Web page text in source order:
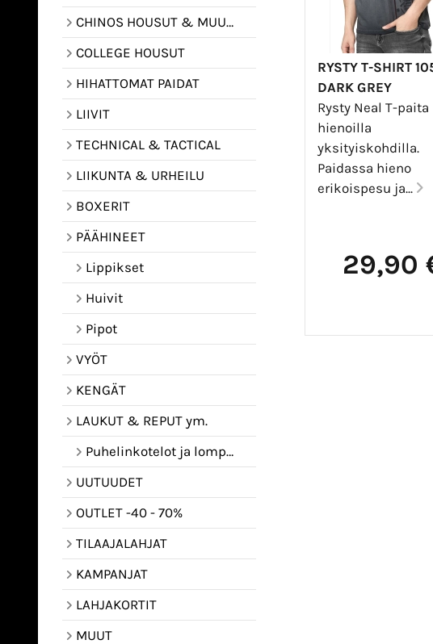
CHINOS HOUSUT & MUUT HOUSUT
COLLEGE HOUSUT
HIHATTOMAT PAIDAT
LIIVIT
TECHNICAL & TACTICAL
LIIKUNTA & URHEILU
BOXERIT
PÄÄHINEET
Lippikset
Huivit
Pipot
VYÖT
KENGÄT
LAUKUT & REPUT ym.
Puhelinkotelot ja lompakot
UUTUUDET
OUTLET -40 - 70%
TILAAJALAHJAT
KAMPANJAT
LAHJAKORTIT
MUUT
RYSTY T-SHIRT
DARK GREY
Rysty Neal T-paita
hienoilla
yksityiskohdilla.
Paidassa hieno
erikoispesu ja...
29,90